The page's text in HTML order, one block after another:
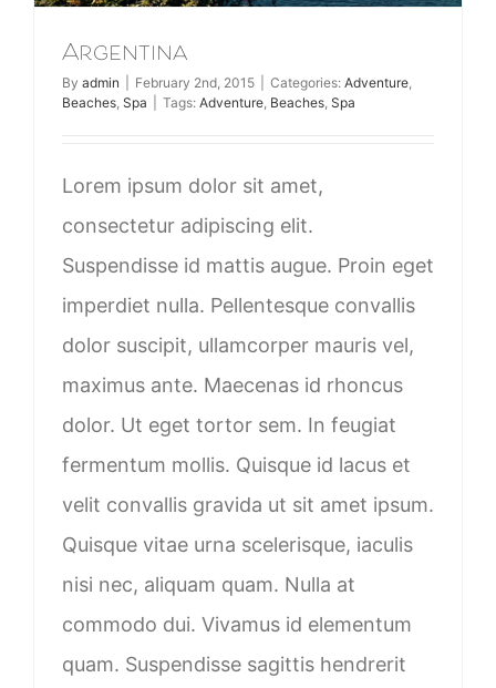
Argentina
By admin February 2nd, 2015 Categories: Adventure,
Beaches, Spa Tags: Adventure, Beaches, Spa
Lorem ipsum dolor sit amet,
consectetur adipiscing elit.
Suspendisse id mattis augue. Proin eget
imperdiet nulla. Pellentesque convallis
dolor suscipit, ullamcorper mauris vel,
maximus ante. Maecenas id rhoncus
dolor. Ut eget tortor sem. In feugiat
fermentum mollis. Quisque id lacus et
velit convallis gravida ut sit amet ipsum.
Quisque vitae urna scelerisque, iaculis
nisi nec, aliquam quam. Nulla at
commodo dui. Vivamus id elementum
quam. Suspendisse sagittis hendrerit